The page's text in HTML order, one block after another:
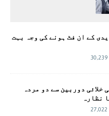
کے ان فٹ ہونے کی وجہ بہت
30,239
خلائی دوربین سے دو مردہ
نظارہ
27,022